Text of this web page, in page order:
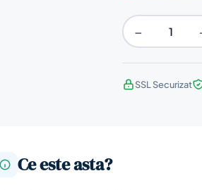
−
SSL Securizat
Ce este asta?